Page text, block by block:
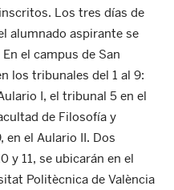
Los tres días de
alumnado aspirante se
el campus de San
los tribunales del 1 al 9:
I, el tribunal 5 en el
de Filosofía y
en el Aulario II. Dos
y 11, se ubicarán en el
Politècnica de València